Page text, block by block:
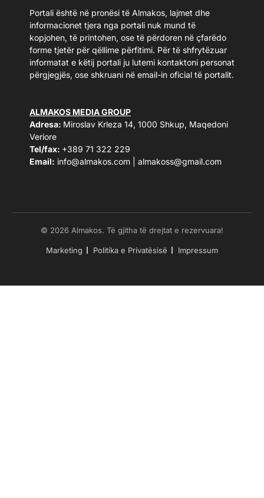
Portali është në pronësi të Almakos, lajmet dhe
informacionet tjera nga portali nuk mund të
kopjohen, të printohen, ose të përdoren në çfarëdo
forme tjetër për qëllime përfitimi. Për të shfrytëzuar
informatat e këtij portali ju lutemi kontaktoni personat
përgjegjës, ose shkruani në email-in oficial të portalit.
ALMAKOS MEDIA GROUP
Adresa: Miroslav Krleza 14, 1000 Shkup, Maqedoni
Veriore
Tel/fax: +389 71 322 229
Email: info@almakos.com almakoss@gmail.com
© 2026 Almakos. Të gjitha të drejtat e rezervuara!
Marketing Politika e Privatësisë Impressum